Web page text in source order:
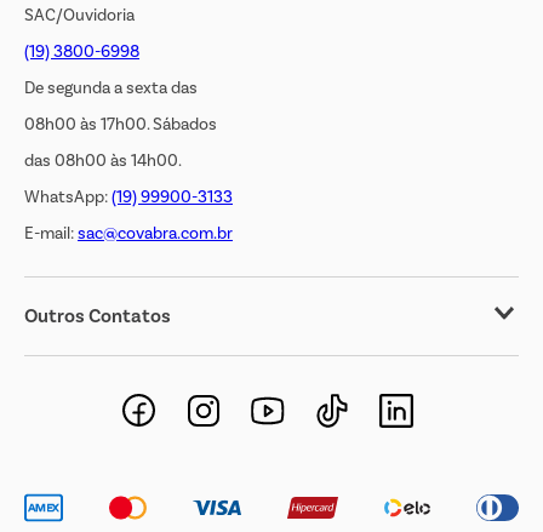
SAC/Ouvidoria
(19) 3800-6998
De segunda a sexta das
08h00 às 17h00. Sábados
das 08h00 às 14h00.
WhatsApp:(19) 99900-3133
E-mail:sac@covabra.com.br
Outros Contatos
Negócios Imobiliários
Novos Fornecedores